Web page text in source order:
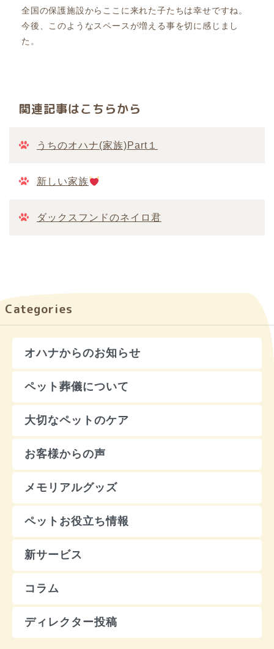
全国の保護施設からここに来れた子たちは幸せですね。
今後、このようなスペースが増える事を切に感じまし
た。
関連記事はこちらから
うちのオハナ(家族)Part１
新しい家族
ダックスフンドのネイロ君
Categories
オハナからのお知らせ
ペット葬儀について
大切なペットのケア
お客様からの声
メモリアルグッズ
ペットお役立ち情報
新サービス
コラム
ディレクター投稿